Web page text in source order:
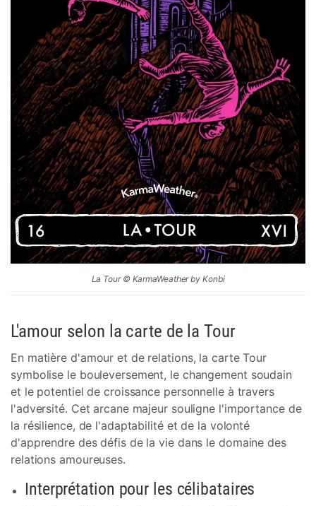
La Tour © KarmaWeather by Konbi
L'amour selon la carte de la Tour
En matière d'amour et de relations, la carte Tour
symbolise le bouleversement, le changement soudain
et le potentiel de croissance personnelle à travers
l'adversité. Cet arcane majeur souligne l'importance de
la résilience, de l'adaptabilité et de la volonté
d'apprendre des défis de la vie dans le domaine des
relations amoureuses.
Interprétation pour les célibataires